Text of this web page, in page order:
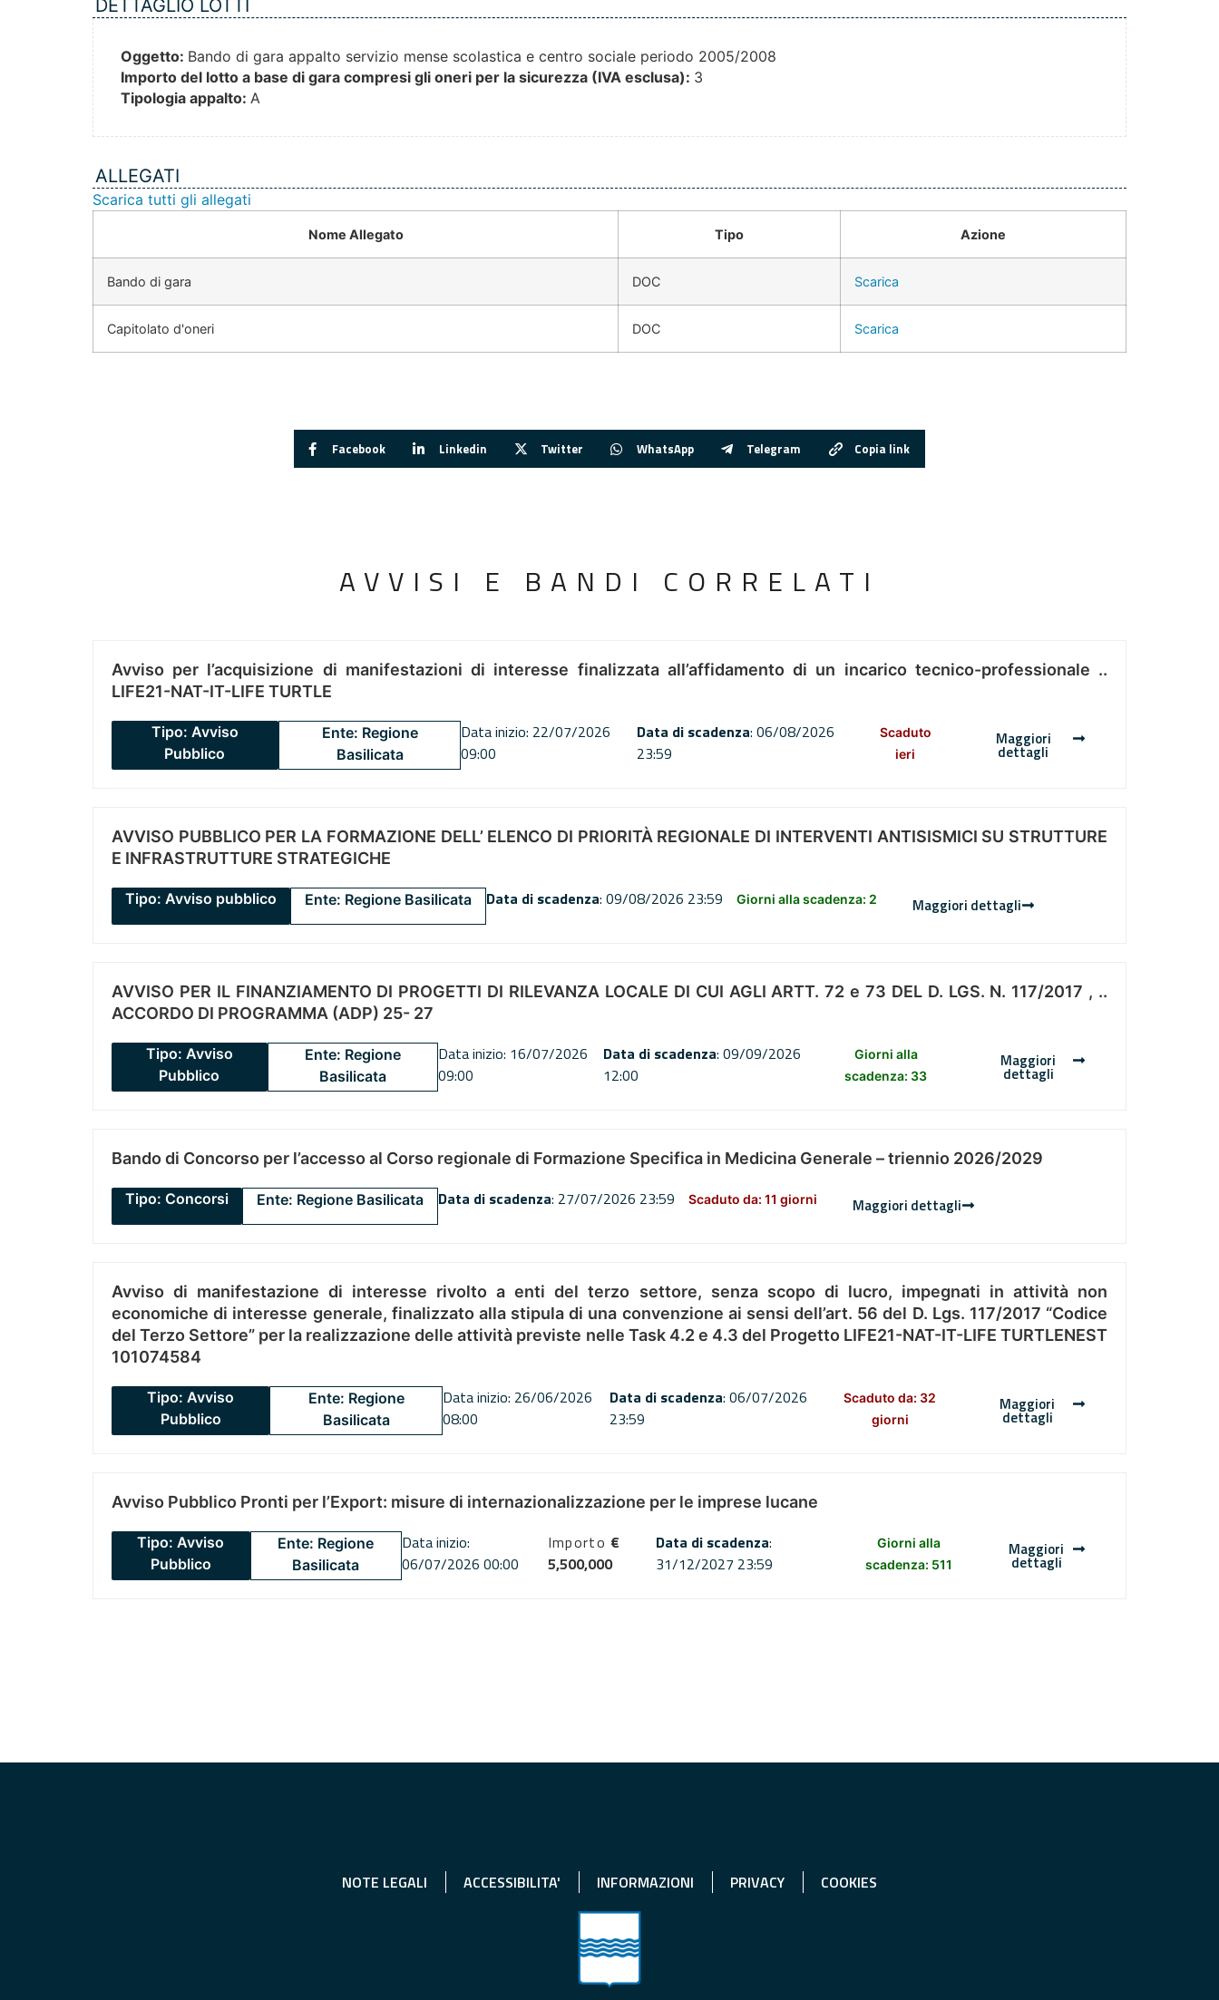
DETTAGLIO LOTTI
Oggetto: Bando di gara appalto servizio mense scolastica e centro sociale periodo 2005/2008
Importo del lotto a base di gara compresi gli oneri per la sicurezza (IVA esclusa): 3
Tipologia appalto: A
ALLEGATI
Scarica tutti gli allegati
Nome Allegato Tipo Azione
Bando di gara DOC Scarica
Capitolato d'oneri DOC Scarica
Facebook Linkedin Twitter WhatsApp Telegram Copia link
AVVISI E BANDI CORRELATI
Avviso per l’acquisizione di manifestazioni di interesse finalizzata all’affidamento di un incarico tecnico-professionale ..
LIFE21-NAT-IT-LIFE TURTLE
Tipo: Avviso
Pubblico
Ente: Regione
Basilicata
Data inizio: 22/07/2026
09:00
Data di scadenza: 06/08/2026
23:59
Scaduto
ieri
Maggiori
dettagli
AVVISO PUBBLICO PER LA FORMAZIONE DELL’ ELENCO DI PRIORITÀ REGIONALE DI INTERVENTI ANTISISMICI SU STRUTTURE
E INFRASTRUTTURE STRATEGICHE
Tipo: Avviso pubblico Ente: Regione Basilicata Data di scadenza: 09/08/2026 23:59 Giorni alla scadenza: 2 Maggiori dettagli
AVVISO PER IL FINANZIAMENTO DI PROGETTI DI RILEVANZA LOCALE DI CUI AGLI ARTT. 72 e 73 DEL D. LGS. N. 117/2017 , ..
ACCORDO DI PROGRAMMA (ADP) 25- 27
Tipo: Avviso
Pubblico
Ente: Regione
Basilicata
Data inizio: 16/07/2026
09:00
Data di scadenza: 09/09/2026
12:00
Giorni alla
scadenza: 33
Maggiori
dettagli
Bando di Concorso per l’accesso al Corso regionale di Formazione Specifica in Medicina Generale – triennio 2026/2029
Tipo: Concorsi Ente: Regione Basilicata Data di scadenza: 27/07/2026 23:59 Scaduto da: 11 giorni Maggiori dettagli
Avviso di manifestazione di interesse rivolto a enti del terzo settore, senza scopo di lucro, impegnati in attività non
economiche di interesse generale, finalizzato alla stipula di una convenzione ai sensi dell’art. 56 del D. Lgs. 117/2017 “Codice
del Terzo Settore” per la realizzazione delle attività previste nelle Task 4.2 e 4.3 del Progetto LIFE21-NAT-IT-LIFE TURTLENEST
101074584
Tipo: Avviso
Pubblico
Ente: Regione
Basilicata
Data inizio: 26/06/2026
08:00
Data di scadenza: 06/07/2026
23:59
Scaduto da: 32
giorni
Maggiori
dettagli
Avviso Pubblico Pronti per l’Export: misure di internazionalizzazione per le imprese lucane
Tipo: Avviso
Pubblico
Ente: Regione
Basilicata
Data inizio:
06/07/2026 00:00
Importo €
5,500,000
Data di scadenza:
31/12/2027 23:59
Giorni alla
scadenza: 511
Maggiori
dettagli
NOTE LEGALI ACCESSIBILITA' INFORMAZIONI PRIVACY COOKIES